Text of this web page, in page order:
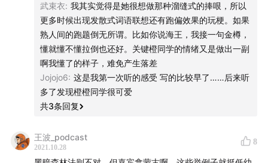
——本段中提及的早坂吝作品为《侦探AI》与《无人机侦
——《冰狱之火》作者为苏学军
——“美铁之战”系列作者为帕特里克·蒂利
00:49:13—00:50:03
武束衣: 我其实觉得是她很想做那种溜缝式的捧哏，所以
更多时候出现发散式词语联想还有跑偏效果的玩梗。如果
熟人间的跑题倒无所谓。比如你说海王，我接一句金樽，
懂就懂不懂拉倒也还好。关键橙同学的情绪又是做出一副
啊我懂了的样子，难免产生落差
Jojojo6: 这是我第一次听的感受 写的比较早了……后来听
多了发现橙橙同学很可爱
共3条回复
王波_podcast
2021.10.28
8